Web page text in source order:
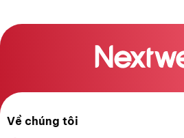
Về chúng tôi